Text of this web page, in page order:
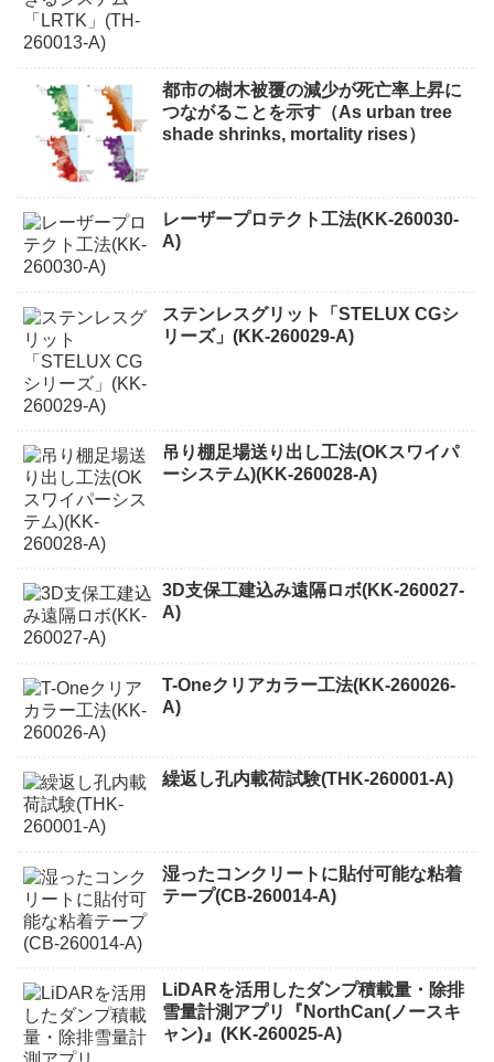
都市の樹木被覆の減少が死亡率上昇に
つながることを示す（As urban tree
shade shrinks, mortality rises）
レーザープロテクト⼯法(KK-260030-
A)
ステンレスグリット「STELUX CGシ
リーズ」(KK-260029-A)
吊り棚足場送り出し工法(OKスワイパ
ーシステム)(KK-260028-A)
3D支保工建込み遠隔ロボ(KK-260027-
A)
T-Oneクリアカラー工法(KK-260026-
A)
繰返し孔内載荷試験(THK-260001-A)
湿ったコンクリートに貼付可能な粘着
テープ(CB-260014-A)
LiDARを活用したダンプ積載量・除排
雪量計測アプリ『NorthCan(ノースキ
ャン)』(KK-260025-A)